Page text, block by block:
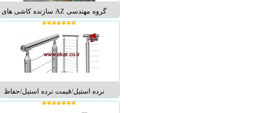
گروه مهندسی AZ سازنده کاشی های
معرق و هفت رنگ مساجد و اماکن
متبرکه از قبیل گنبد ، گلدسته ، کتیبه ،
محراب ، سردرب و ... - ساخت
محرابهای آماده چوبی - سازنده
محرابهای چوبی - سازنده کاشیهای
نرده استیل/قیمت نرده استیل/حفاظ
استیل/حفاظ بانکی/نرده استیل